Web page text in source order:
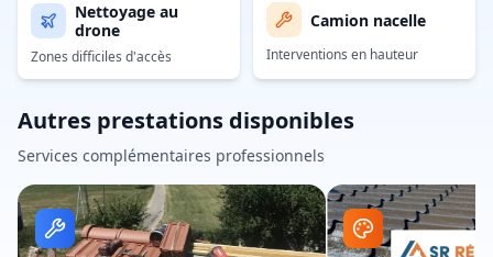
Nettoyage au
drone
Zones difficiles d'accès
Camion nacelle
Interventions en hauteur
Autres prestations disponibles
Services complémentaires professionnels